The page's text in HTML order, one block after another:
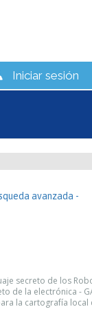
Iniciar sesión
avanzada -
secreto de los
de la electrónica -
la cartografía local